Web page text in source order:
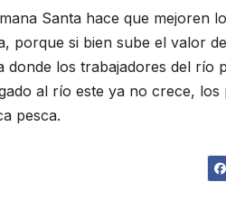
Santa hace que mejoren
porque si bien sube el valor
los trabajadores del río
al río este ya no crece, los
pesca.